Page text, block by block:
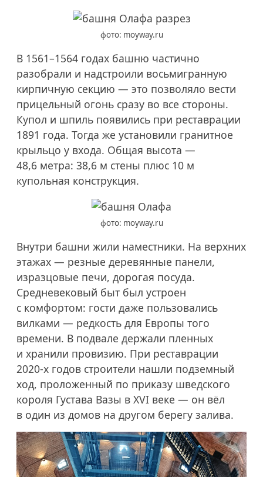
фото: moyway.ru
В 1561–1564 годах башню частично
разобрали и надстроили восьмигранную
кирпичную секцию — это позволяло вести
прицельный огонь сразу во все стороны.
Купол и шпиль появились при реставрации
1891 года. Тогда же установили гранитное
крыльцо у входа. Общая высота —
48,6 метра: 38,6 м стены плюс 10 м
купольная конструкция.
фото: moyway.ru
Внутри башни жили наместники. На верхних
этажах — резные деревянные панели,
изразцовые печи, дорогая посуда.
Средневековый быт был устроен
с комфортом: гости даже пользовались
вилками — редкость для Европы того
времени. В подвале держали пленных
и хранили провизию. При реставрации
2020-х годов строители нашли подземный
ход, проложенный по приказу шведского
короля Густава Вазы в XVI веке — он вёл
в один из домов на другом берегу залива.